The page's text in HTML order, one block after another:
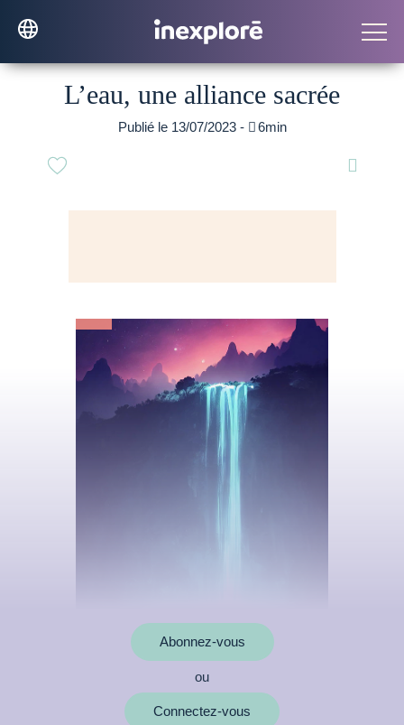
L’eau, une alliance sacrée
Publié le 13/07/2023 - 6min

Abonnez-vous
ou
Connectez-vous